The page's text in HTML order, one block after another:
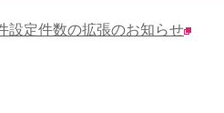
設定件数の拡張のお知らせ